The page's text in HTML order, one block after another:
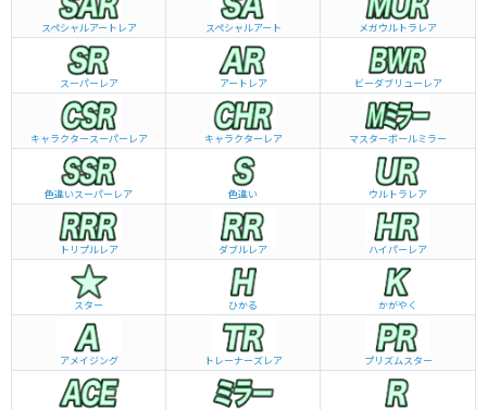
スペシャルアートレア スペシャルアート メガウルトラレア
スーパーレア アートレア ビーダブリュー レア
キャラクタースーパーレア キャラクターレア マスターボールミラー
色違いスーパーレア 色違い ウルトラレア
トリプルレア ダブルレア ハイパーレア
スター ひかる かがやく
アメイジング トレーナーズレア プリズムスター